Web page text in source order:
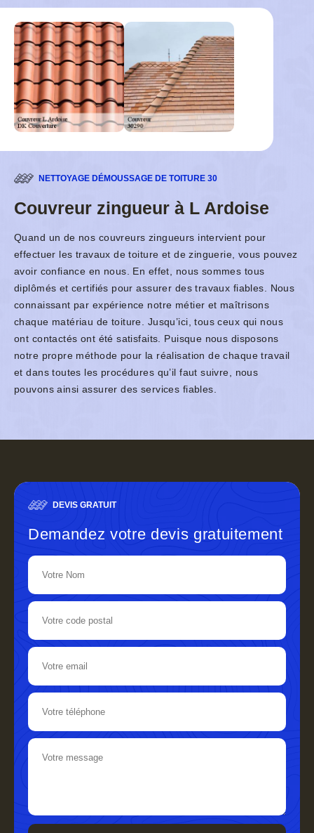
NETTOYAGE DÉMOUSSAGE DE TOITURE 30
Couvreur zingueur à L Ardoise
Quand un de nos couvreurs zingueurs intervient pour
effectuer les travaux de toiture et de zinguerie, vous pouvez
avoir confiance en nous. En effet, nous sommes tous
diplômés et certifiés pour assurer des travaux fiables. Nous
connaissant par expérience notre métier et maîtrisons
chaque matériau de toiture. Jusqu’ici, tous ceux qui nous
ont contactés ont été satisfaits. Puisque nous disposons
notre propre méthode pour la réalisation de chaque travail
et dans toutes les procédures qu’il faut suivre, nous
pouvons ainsi assurer des services fiables.
DEVIS GRATUIT
Demandez votre devis gratuitement